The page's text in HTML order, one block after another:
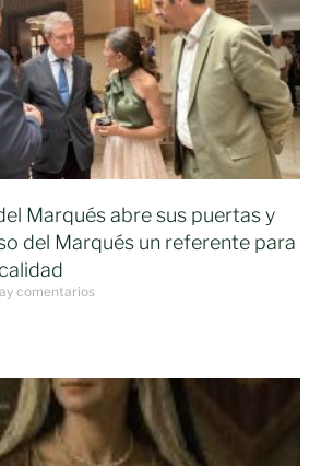
Marqués abre sus puertas y
del Marqués un referente para
comentarios